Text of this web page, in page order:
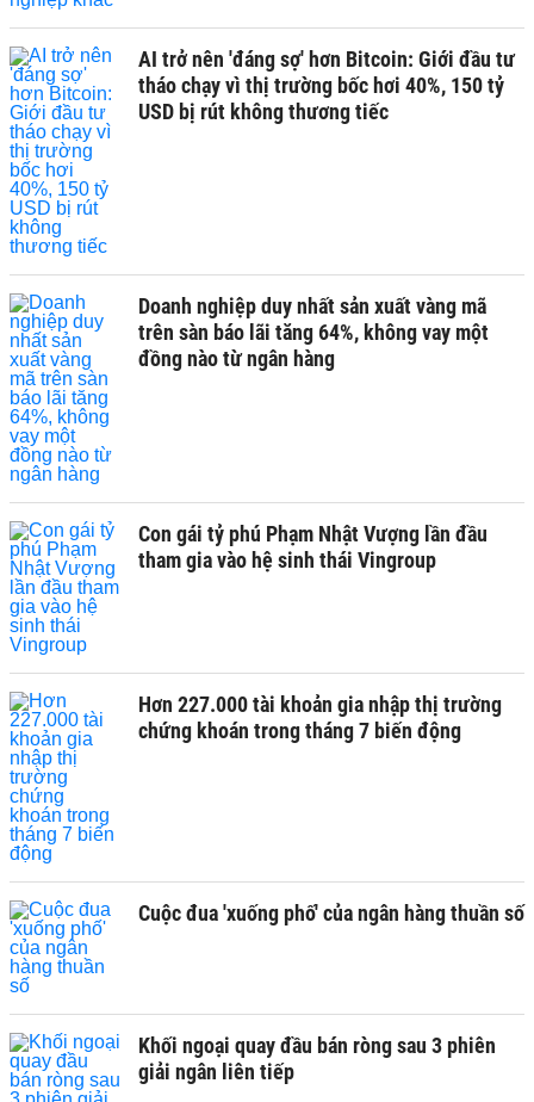
AI trở nên 'đáng sợ' hơn Bitcoin: Giới đầu tư
tháo chạy vì thị trường bốc hơi 40%, 150 tỷ
USD bị rút không thương tiếc
Doanh nghiệp duy nhất sản xuất vàng mã
trên sàn báo lãi tăng 64%, không vay một
đồng nào từ ngân hàng
Con gái tỷ phú Phạm Nhật Vượng lần đầu
tham gia vào hệ sinh thái Vingroup
Hơn 227.000 tài khoản gia nhập thị trường
chứng khoán trong tháng 7 biến động
Cuộc đua 'xuống phố' của ngân hàng thuần số
Khối ngoại quay đầu bán ròng sau 3 phiên
giải ngân liên tiếp